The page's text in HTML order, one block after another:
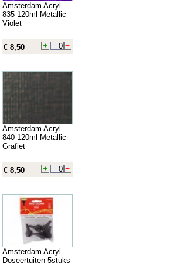
Amsterdam Acryl
835 120ml Metallic
Violet
€ 8,50
Amsterdam Acryl
840 120ml Metallic
Grafiet
€ 8,50
Amsterdam Acryl
Doseertuiten 5stuks